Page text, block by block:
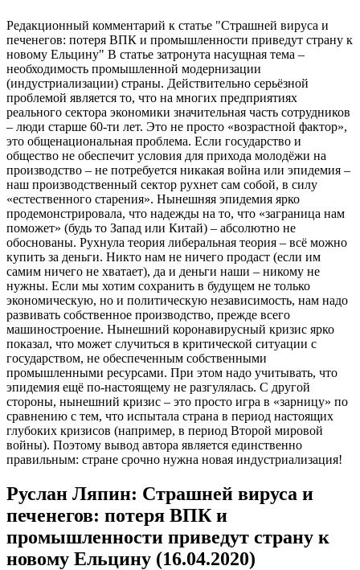
Редакционный комментарий к статье "Страшней вируса и
печенегов: потеря ВПК и промышленности приведут страну к
новому Ельцину" В статье затронута насущная тема –
необходимость промышленной модернизации
(индустриализации) страны. Действительно серьёзной
проблемой является то, что на многих предприятиях
реального сектора экономики значительная часть сотрудников
– люди старше 60-ти лет. Это не просто «возрастной фактор»,
это общенациональная проблема. Если государство и
общество не обеспечит условия для прихода молодёжи на
производство – не потребуется никакая война или эпидемия –
наш производственный сектор рухнет сам собой, в силу
«естественного старения». Нынешняя эпидемия ярко
продемонстрировала, что надежды на то, что «заграница нам
поможет» (будь то Запад или Китай) – абсолютно не
обоснованы. Рухнула теория либеральная теория – всё можно
купить за деньги. Никто нам не ничего продаст (если им
самим ничего не хватает), да и деньги наши – никому не
нужны. Если мы хотим сохранить в будущем не только
экономическую, но и политическую независимость, нам надо
развивать собственное производство, прежде всего
машиностроение. Нынешний коронавирусный кризис ярко
показал, что может случиться в критической ситуации с
государством, не обеспеченным собственными
промышленными ресурсами. При этом надо учитывать, что
эпидемия ещё по-настоящему не разгулялась. С другой
стороны, нынешний кризис – это просто игра в «зарницу» по
сравнению с тем, что испытала страна в период настоящих
глубоких кризисов (например, в период Второй мировой
войны). Поэтому вывод автора является единственно
правильным: стране срочно нужна новая индустриализация!
Руслан Ляпин: Страшней вируса и
печенегов: потеря ВПК и
промышленности приведут страну к
новому Ельцину (16.04.2020)